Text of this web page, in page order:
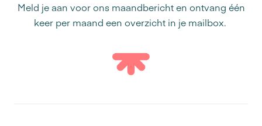
Meld je aan voor ons maandbericht en ontvang één
keer per maand een overzicht in je mailbox.